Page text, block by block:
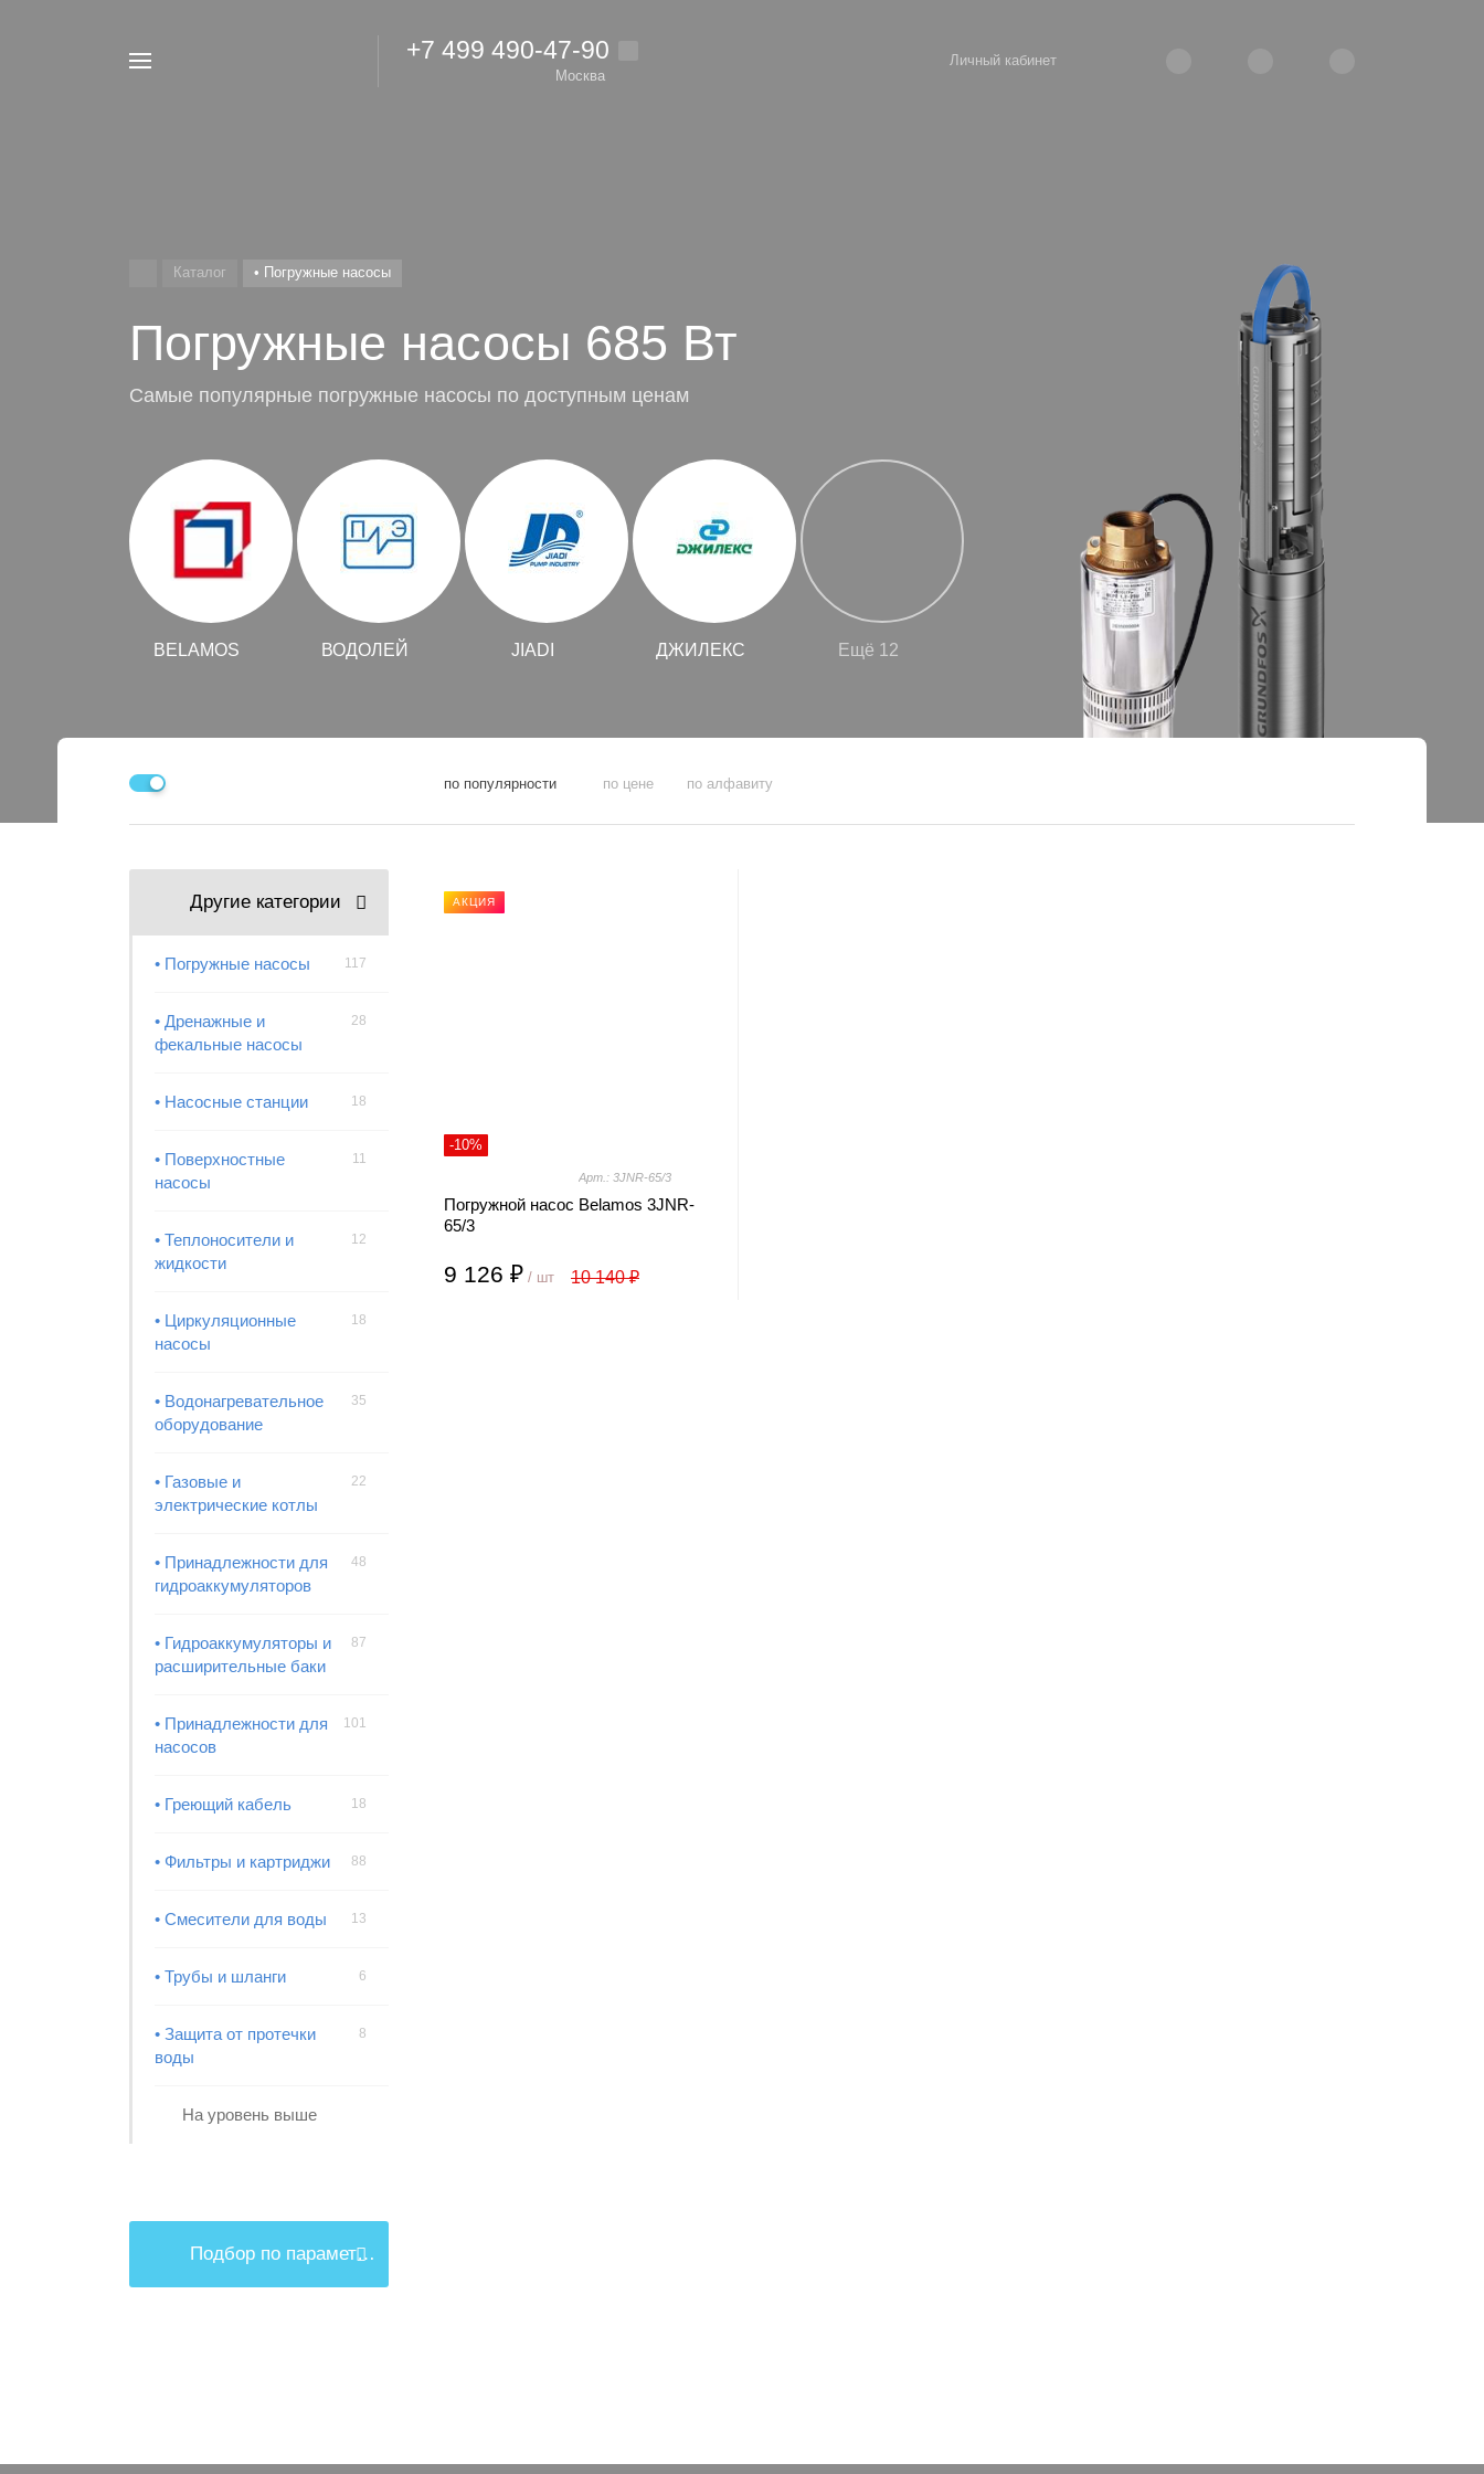
+7 499 490-47-90
Москва
Личный кабинет
Каталог • Погружные насосы
Погружные насосы 685 Вт
Самые популярные погружные насосы по доступным ценам
BELAMOS ВОДОЛЕЙ JIADI ДЖИЛЕКС Ещё 12
по популярности по цене по алфавиту
Другие категории
• Погружные насосы 117
• Дренажные и
фекальные насосы
28
• Насосные станции 18
• Поверхностные
насосы
11
• Теплоносители и
жидкости
12
• Циркуляционные
насосы
18
• Водонагревательное
оборудование
35
• Газовые и
электрические котлы
22
• Принадлежности для
гидроаккумуляторов
48
• Гидроаккумуляторы и
расширительные баки
87
• Принадлежности для
насосов
101
• Греющий кабель 18
• Фильтры и картриджи 88
• Смесители для воды 13
• Трубы и шланги 6
• Защита от протечки
воды
8
На уровень выше
Подбор по параметрам
АКЦИЯ
-10%
Арт.: 3JNR-65/3
Погружной насос Belamos 3JNR-
65/3
9 126 ₽ / шт 10 140 ₽